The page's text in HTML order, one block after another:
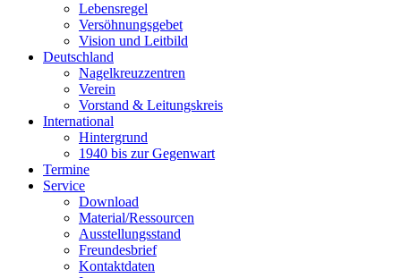
Lebensregel
Versöhnungsgebet
Vision und Leitbild
Deutschland
Nagelkreuzzentren
Verein
Vorstand & Leitungskreis
International
Hintergrund
1940 bis zur Gegenwart
Termine
Service
Download
Material/Ressourcen
Ausstellungsstand
Freundesbrief
Kontaktdaten